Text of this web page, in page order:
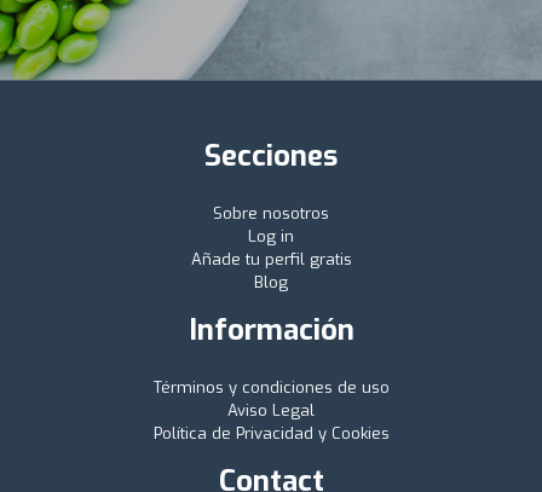
Secciones
Sobre nosotros
Log in
Añade tu perfil gratis
Blog
Información
Términos y condiciones de uso
Aviso Legal
Política de Privacidad y Cookies
Contact